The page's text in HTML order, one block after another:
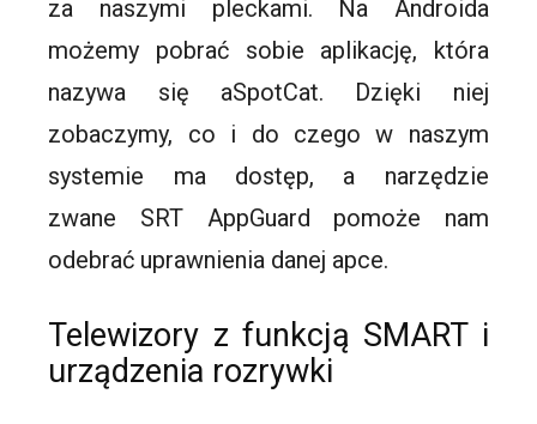
za naszymi pleckami. Na Androida
możemy pobrać sobie aplikację, która
nazywa się aSpotCat. Dzięki niej
zobaczymy, co i do czego w naszym
systemie ma dostęp, a narzędzie
zwane SRT AppGuard pomoże nam
odebrać uprawnienia danej apce.
Telewizory z funkcją SMART i
urządzenia rozrywki